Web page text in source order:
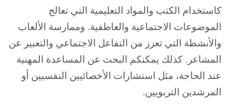
كاستخدام الكتب والمواد التعليمية التي تعالج
الموضوعات الاجتماعية والعاطفية. وممارسة الألعاب
والأنشطة التي تعزز من التفاعل الاجتماعي والتعبير عن
المشاعر. كذلك يمكنكم البحث عن المساعدة المهنية
عند الحاجة، مثل استشارات الأخصائيين النفسيين أو
المرشدين التربويين.